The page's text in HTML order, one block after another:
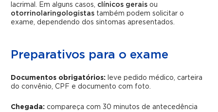
lacrimal. Em alguns casos, clínicos gerais ou
otorrinolaringologistas também podem solicitar o
exame, dependendo dos sintomas apresentados.
Preparativos para o exame
Documentos obrigatórios:
leve pedido médico, carteira
do convênio, CPF e documento com foto.
Chegada: compareça com 30 minutos de antecedência